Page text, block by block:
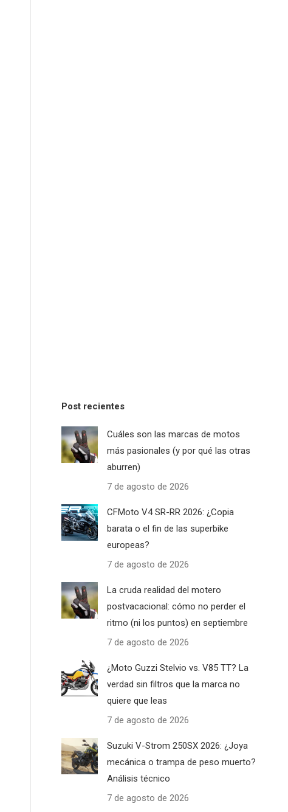
Post recientes
Cuáles son las marcas de motos
más pasionales (y por qué las otras
aburren)
7 de agosto de 2026
CFMoto V4 SR-RR 2026: ¿Copia
barata o el fin de las superbike
europeas?
7 de agosto de 2026
La cruda realidad del motero
postvacacional: cómo no perder el
ritmo (ni los puntos) en septiembre
7 de agosto de 2026
¿Moto Guzzi Stelvio vs. V85 TT? La
verdad sin filtros que la marca no
quiere que leas
7 de agosto de 2026
Suzuki V-Strom 250SX 2026: ¿Joya
mecánica o trampa de peso muerto?
Análisis técnico
7 de agosto de 2026